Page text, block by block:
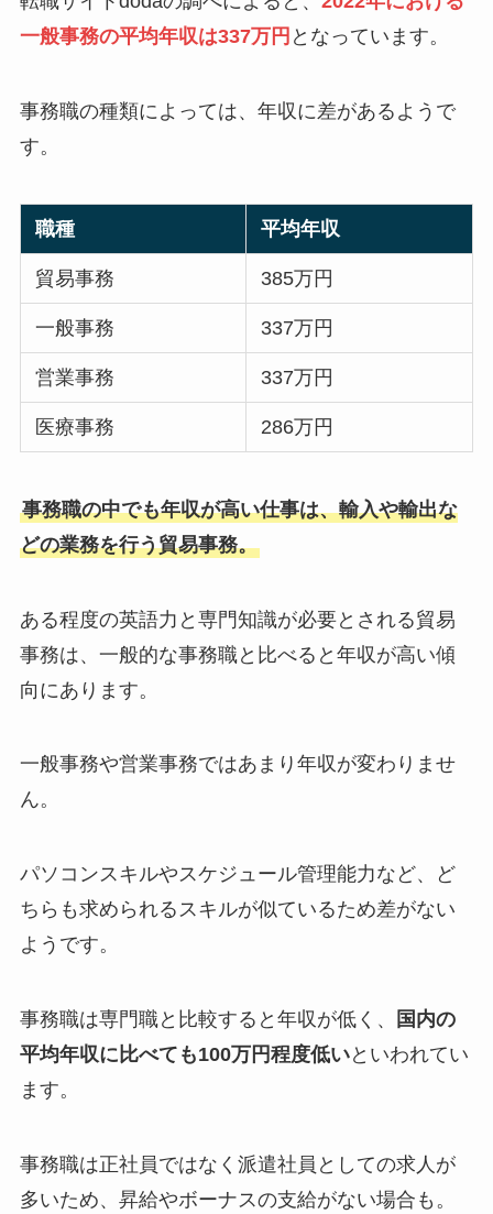
一般事務の平均年収は337万円 となっています。
事務職の種類によっては、年収に差があるようで
す。
職種 平均年収
貿易事務 385万円
一般事務 337万円
営業事務 337万円
医療事務 286万円
事務職の中でも年収が高い仕事は、輸入や輸出な
どの業務を行う貿易事務。
ある程度の英語力と専門知識が必要とされる貿易
事務は、一般的な事務職と比べると年収が高い傾
向にあります。
一般事務や営業事務ではあまり年収が変わりませ
ん。
パソコンスキルやスケジュール管理能力など、ど
ちらも求められるスキルが似ているため差がない
ようです。
事務職は専門職と比較すると年収が低く、
国内の
平均年収に比べても100万円程度低いといわれてい
ます。
事務職は正社員ではなく派遣社員としての求人が
多いため、昇給やボーナスの支給がない場合も。